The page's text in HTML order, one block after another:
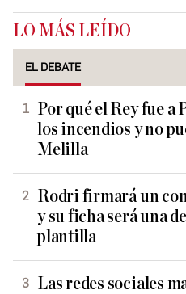
LO MÁS LEÍDO
EL DEBATE
Por qué el Rey fue a
los incendios y no
Melilla
Rodri firmará un
y su ficha será una
plantilla
Las redes sociales